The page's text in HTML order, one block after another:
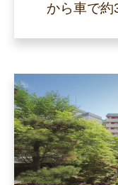
から車で約